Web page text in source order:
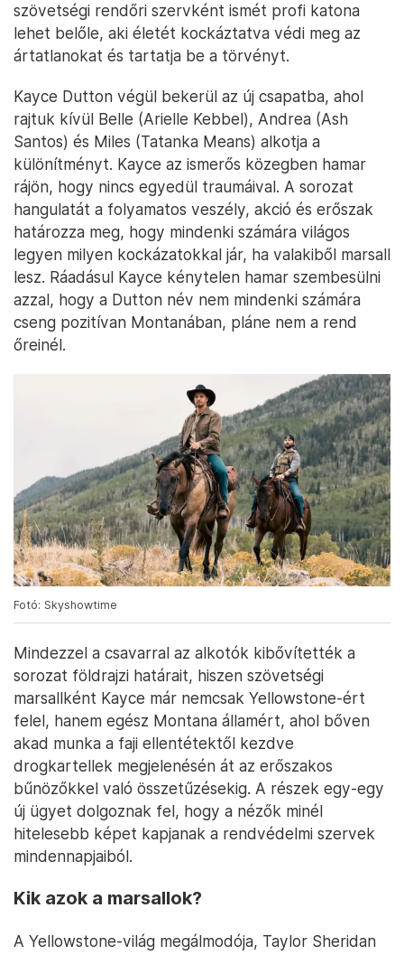
szövetségi rendőri szervként ismét profi katona
lehet belőle, aki életét kockáztatva védi meg az
ártatlanokat és tartatja be a törvényt.
Kayce Dutton végül bekerül az új csapatba, ahol
rajtuk kívül Belle (Arielle Kebbel), Andrea (Ash
Santos) és Miles (Tatanka Means) alkotja a
különítményt. Kayce az ismerős közegben hamar
rájön, hogy nincs egyedül traumáival. A sorozat
hangulatát a folyamatos veszély, akció és erőszak
határozza meg, hogy mindenki számára világos
legyen milyen kockázatokkal jár, ha valakiből marsall
lesz. Ráadásul Kayce kénytelen hamar szembesülni
azzal, hogy a Dutton név nem mindenki számára
cseng pozitívan Montanában, pláne nem a rend
őreinél.
Fotó: Skyshowtime
Mindezzel a csavarral az alkotók kibővítették a
sorozat földrajzi határait, hiszen szövetségi
marsallként Kayce már nemcsak Yellowstone-ért
felel, hanem egész Montana államért, ahol bőven
akad munka a faji ellentétektől kezdve
drogkartellek megjelenésén át az erőszakos
bűnözőkkel való összetűzésekig. A részek egy-egy
új ügyet dolgoznak fel, hogy a nézők minél
hitelesebb képet kapjanak a rendvédelmi szervek
mindennapjaiból.
Kik azok a marsallok?
A Yellowstone-világ megálmodója, Taylor Sheridan